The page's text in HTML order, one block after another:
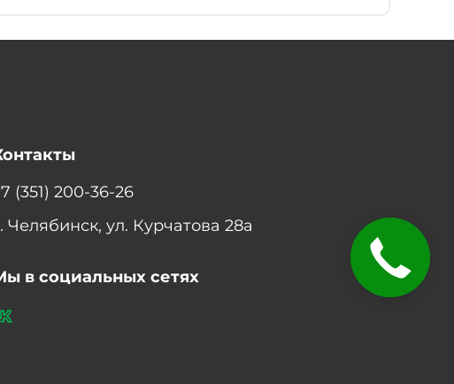
(351) 200-36-26
Челябинск, ул. Курчатова 28а
в социальных сетях